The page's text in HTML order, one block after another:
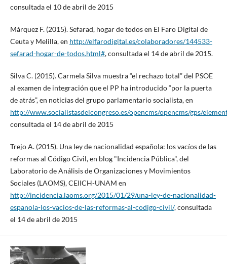
consultada el 10 de abril de 2015
Márquez F. (2015). Sefarad, hogar de todos en El Faro Digital de
Ceuta y Melilla, en http://elfarodigital.es/colaboradores/144533-
sefarad-hogar-de-todos.html#, consultada el 14 de abril de 2015.
Silva C. (2015). Carmela Silva muestra “el rechazo total” del PSOE
al examen de integración que el PP ha introducido “por la puerta
de atrás”, en noticias del grupo parlamentario socialista, en
http://www.socialistasdelcongreso.es/opencms/opencms/gps/
consultada el 14 de abril de 2015
Trejo A. (2015). Una ley de nacionalidad española: los vacíos de las
reformas al Código Civil, en blog "Incidencia Pública", del
Laboratorio de Análisis de Organizaciones y Movimientos
Sociales (LAOMS), CEIICH-UNAM en
http://incidencia.laoms.org/2015/01/29/una-ley-de-nacionalidad-
espanola-los-vacios-de-las-reformas-al-codigo-civil/, consultada
el 14 de abril de 2015